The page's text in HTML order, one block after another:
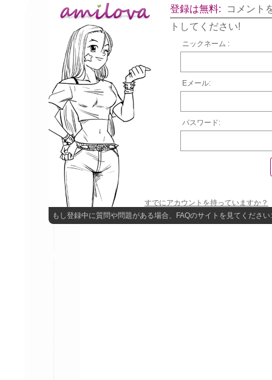
登録は無料:
コメント
トしてください!
ニックネーム :
Eメール:
パスワード:
すでにアカウントを持っていますか？
もし登録中に質問や問題がある場合、FAQのサイトを見てくださ